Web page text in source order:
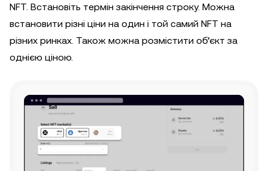
NFT. Встановіть термін закінчення строку. Можна
встановити різні ціни на один і той самий NFT на
різних ринках. Також можна розмістити об’єкт за
однією ціною.